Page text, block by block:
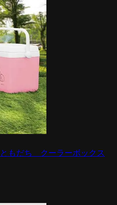
もだち クーラーボックス